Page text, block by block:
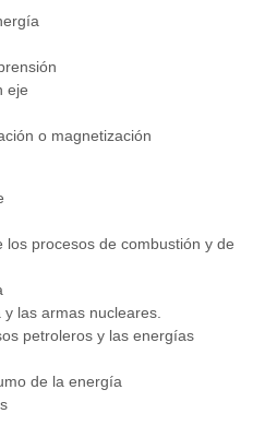
eje
o magnetización
procesos de combustión y de
las armas nucleares.
petroleros y las energías
de la energía